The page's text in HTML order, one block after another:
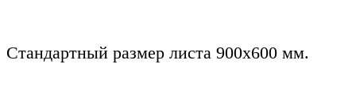
Стандартный размер листа 900х600 мм.